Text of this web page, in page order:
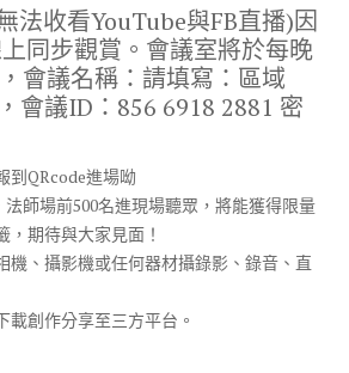
法收看YouTube與FB直播)因
同步觀賞。會議室將於每晚
會議名稱：請填寫：區域
會議ID：856 6918 2881 密
到QRcode進場呦
法師場前500名進現場聽眾，將能獲得限量
，期待與大家見面！
、攝影機或任何器材攝錄影、錄音、直
創作分享至三方平台。